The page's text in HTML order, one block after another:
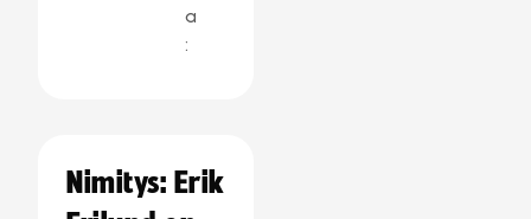
a
:
Nimitys: Erik